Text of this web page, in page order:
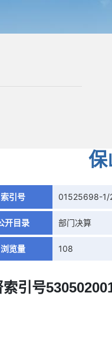
索引号 01525698-
开目录 部门决算
浏览量 108
索引号